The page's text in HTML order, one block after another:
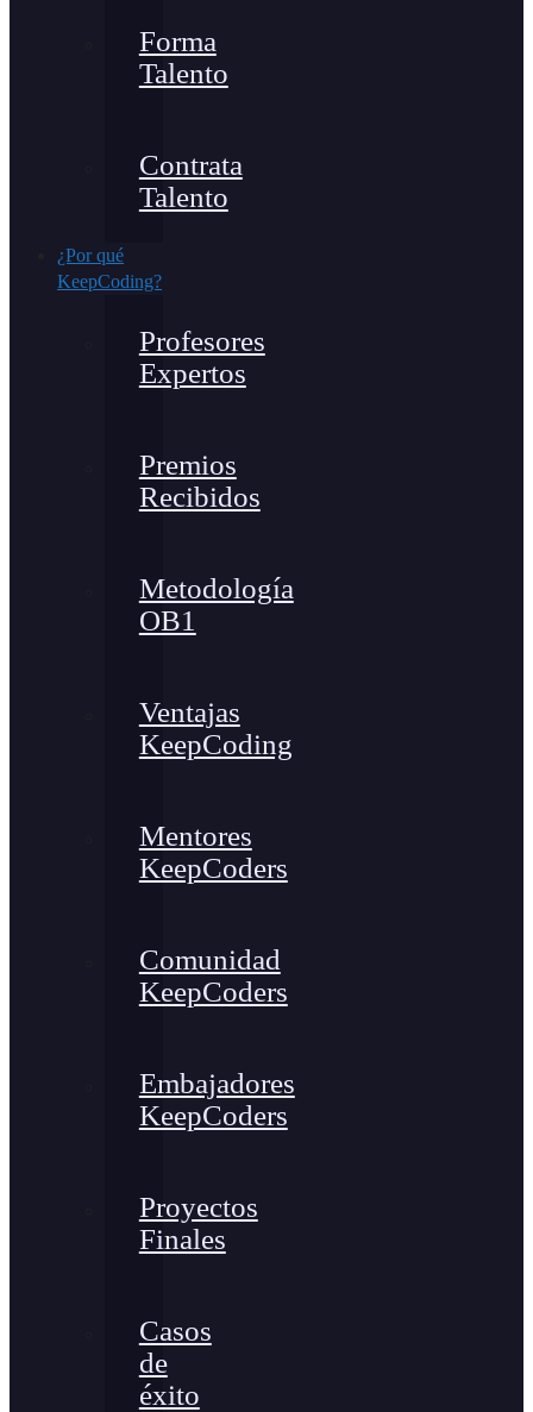
Forma
Talento
Contrata
Talento
¿Por qué
KeepCoding?
Profesores
Expertos
Premios
Recibidos
Metodología
OB1
Ventajas
KeepCoding
Mentores
KeepCoders
Comunidad
KeepCoders
Embajadores
KeepCoders
Proyectos
Finales
Casos
de
éxito